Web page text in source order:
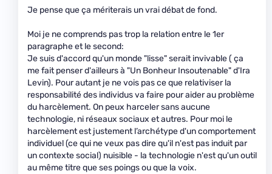
Je pense que ça mériterais un vrai débat de fond.
Moi je ne comprends pas trop la relation entre le 1er
paragraphe et le second:
Je suis d'accord qu'un monde "lisse" serait invivable ( ça
me fait penser d'ailleurs à "Un Bonheur Insoutenable" d'Ira
Levin). Pour autant je ne vois pas ce que relativiser la
responsabilité des individus va faire pour aider au problème
du harcèlement. On peux harceler sans aucune
technologie, ni réseaux sociaux et autres. Pour moi le
harcèlement est justement l’archétype d'un comportement
individuel (ce qui ne veux pas dire qu'il n'est pas induit par
un contexte social) nuisible - la technologie n'est qu'un outil
au même titre que ses poings ou que la voix.